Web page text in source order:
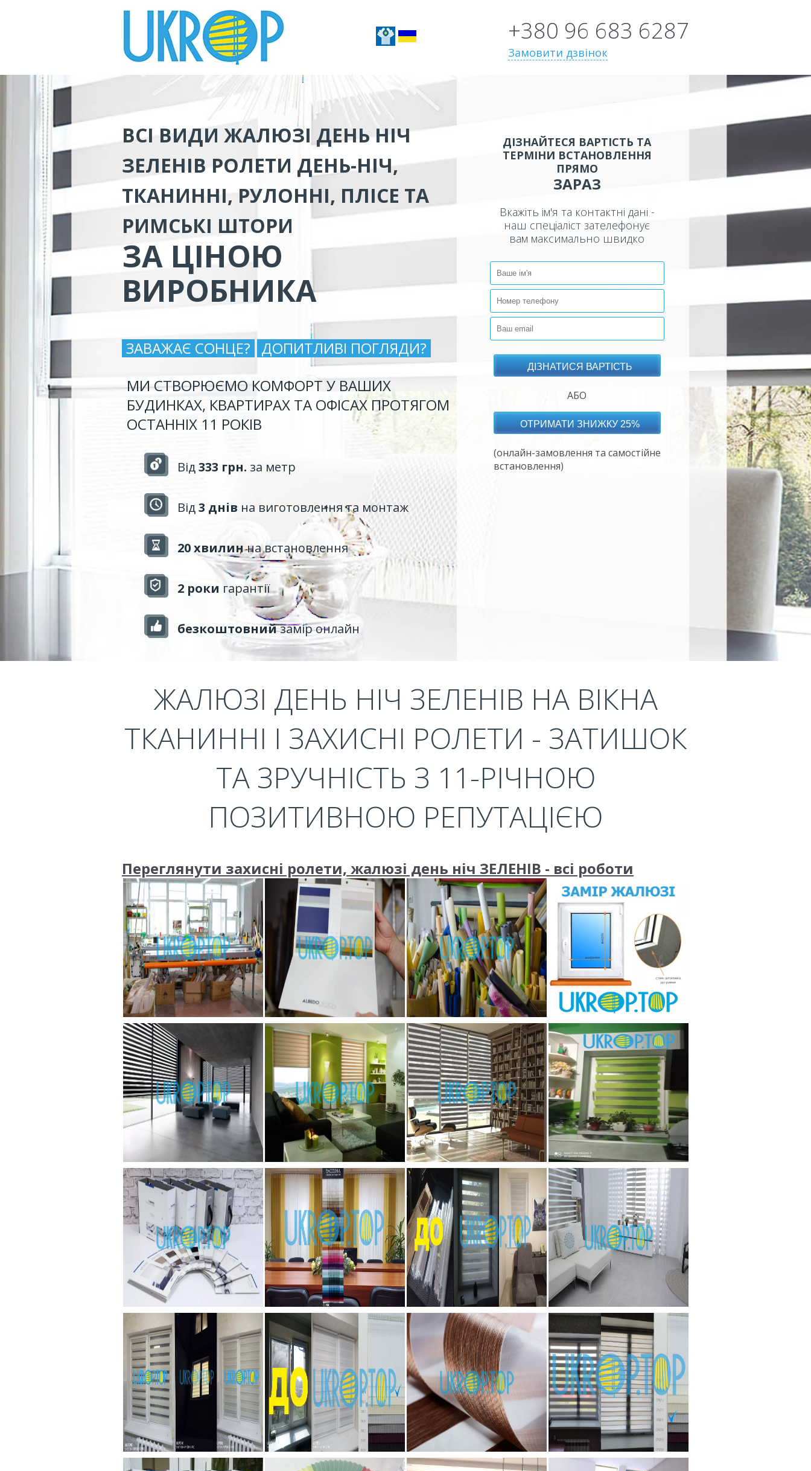
+380 96 683 6287
Замовити дзвінок
ВСІ ВИДИ ЖАЛЮЗІ ДЕНЬ НІЧ
ЗЕЛЕНІВ РОЛЕТИ ДЕНЬ-НІЧ,
ТКАНИННІ, РУЛОННІ, ПЛІСЕ ТА
РИМСЬКІ ШТОРИ
ЗА ЦІНОЮ
ВИРОБНИКА
ЗАВАЖАЄ СОНЦЕ?
ДОПИТЛИВІ ПОГЛЯДИ?
МИ СТВОРЮЄМО КОМФОРТ У ВАШИХ
БУДИНКАХ, КВАРТИРАХ ТА ОФІСАХ ПРОТЯГОМ
ОСТАННІХ 11 РОКІВ
Від333 грн. за метр
Від3 днів на виготовлення та монтаж
20 хвилинна встановлення
2 роки гарантії
безкоштовнийзамір онлайн
ДІЗНАЙТЕСЯ ВАРТІСТЬ ТА
ТЕРМІНИ ВСТАНОВЛЕННЯ
ПРЯМО
ЗАРАЗ
Вкажіть ім'я та контактні дані -
наш спеціаліст зателефонує
вам максимально швидко
АБО
(онлайн-замовлення та самостійне
встановлення)
ЖАЛЮЗІ ДЕНЬ НІЧ ЗЕЛЕНІВ НА ВІКНА
ТКАНИННІ І ЗАХИСНІ РОЛЕТИ - ЗАТИШОК
ТА ЗРУЧНІСТЬ З 11-РІЧНОЮ
ПОЗИТИВНОЮ РЕПУТАЦІЄЮ
Переглянути захисні ролети, жалюзі день ніч ЗЕЛЕНІВ - всі роботи